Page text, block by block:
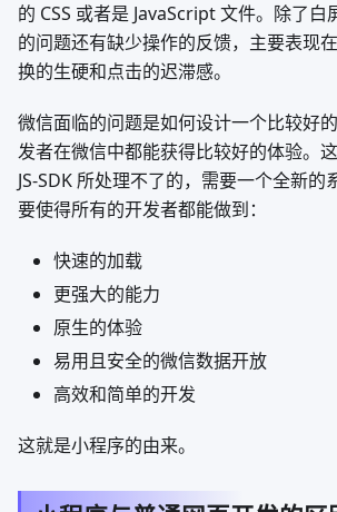
的 CSS 或者是 JavaScript 文件。除了
的问题还有缺少操作的反馈，主要表现
换的生硬和点击的迟滞感。
微信面临的问题是如何设计一个比较好
发者在微信中都能获得比较好的体验。
JS-SDK 所处理不了的，需要一个全新的
要使得所有的开发者都能做到：
快速的加载
更强大的能力
原生的体验
易用且安全的微信数据开放
高效和简单的开发
这就是小程序的由来。